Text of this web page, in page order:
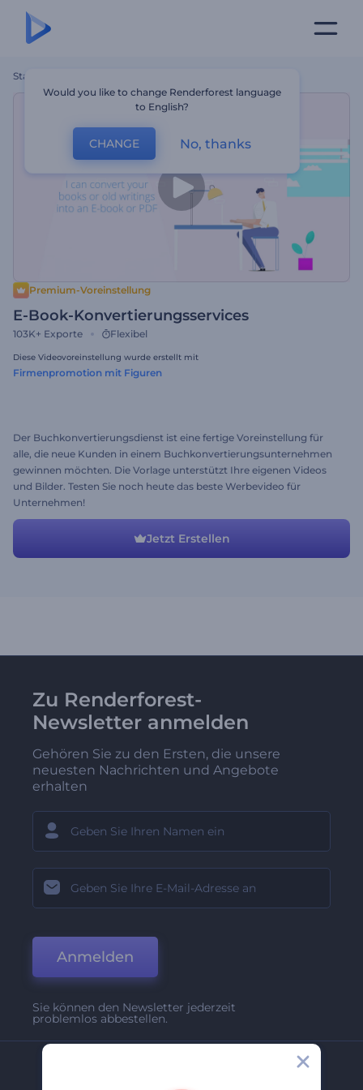
Startseite
Premium-Voreinstellung
E-Book-Konvertierungsservices
103K+ Exporte Flexibel
Diese Videovoreinstellung wurde erstellt mit
Firmenpromotion mit Figuren
Der Buchkonvertierungsdienst ist eine fertige Voreinstellung für
alle, die neue Kunden in einem Buchkonvertierungsunternehmen
gewinnen möchten. Die Vorlage unterstützt Ihre eigenen Videos
und Bilder. Testen Sie noch heute das beste Werbevideo für
Unternehmen!
Jetzt Erstellen
Zu Renderforest-
Newsletter anmelden
Gehören Sie zu den Ersten, die unsere
neuesten Nachrichten und Angebote
erhalten
Anmelden
Sie können den Newsletter jederzeit
problemlos abbestellen.
Would you like to change Renderforest language
to English?
CHANGE No, thanks